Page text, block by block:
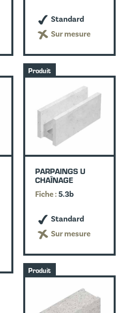
Standard
Sur mesure
Produit
PARPAINGS U
CHAÎNAGE
Fiche :5.3b
Standard
Sur mesure
Produit